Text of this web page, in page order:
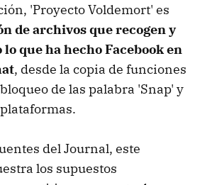
'Proyecto Voldemort' es
de archivos que recogen y
que ha hecho Facebook en
, desde la copia de funciones
de las palabra 'Snap' y
del Journal, este
los supuestos